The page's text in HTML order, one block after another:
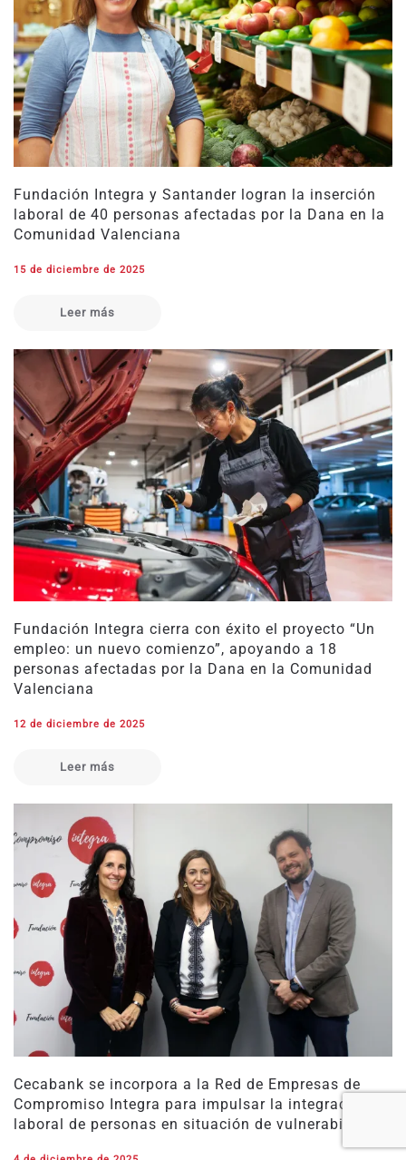
Fundación Integra y Santander logran la inserción
laboral de 40 personas afectadas por la Dana en la
Comunidad Valenciana
15 de diciembre de 2025
Leer más
Fundación Integra cierra con éxito el proyecto “Un
empleo: un nuevo comienzo”, apoyando a 18
personas afectadas por la Dana en la Comunidad
Valenciana
12 de diciembre de 2025
Leer más
Cecabank se incorpora a la Red de Empresas de
Compromiso Integra para impulsar la integración
laboral de personas en situación de vulnerabilidad